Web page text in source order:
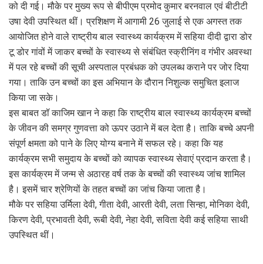
को दी गई। मौके पर मुख्य रूप से बीपीएम प्रमोद कुमार बरनवाल एवं बीटीटी
उषा देवी उपस्थित थीं। प्रशिक्षण में आगामी 26 जुलाई से एक अगस्त तक
आयोजित होने वाले राष्ट्रीय बाल स्वास्थ्य कार्यक्रम में सहिया दीदी द्वारा डोर
टू डोर गांवों में जाकर बच्चों के स्वास्थ्य से संबंधित स्क्रीनिंग व गंभीर अवस्था
में पल रहे बच्चों की सूची अस्पताल प्रबंधक को उपलब्ध कराने पर जोर दिया
गया। ताकि उन बच्चों का इस अभियान के दौरान निशुल्क समुचित इलाज
किया जा सके।
इस बाबत डॉ काजिम खान ने कहा कि राष्ट्रीय बाल स्वास्थ्य कार्यक्रम बच्चों
के जीवन की समग्र गुणवत्ता को ऊपर उठाने में बल देता है। ताकि बच्चे अपनी
संपूर्ण क्षमता को पाने के लिए योग्य बनाने में सफल रहे। कहा कि यह
कार्यक्रम सभी समुदाय के बच्चों को व्यापक स्वास्थ्य सेवाएं प्रदान करता है।
इस कार्यक्रम में जन्म से अठारह वर्ष तक के बच्चों की स्वास्थ्य जांच शामिल
है। इसमें चार श्रेणियों के तहत बच्चों का जांच किया जाता है।
मौके पर सहिया उर्मिला देवी, गीता देवी, आरती देवी, लता सिन्हा, मोनिका देवी,
किरण देवी, प्रभावती देवी, रूबी देवी, नेहा देवी, सविता देवी कई सहिया साथी
उपस्थित थीं।